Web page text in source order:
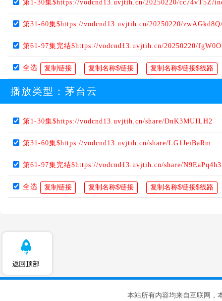
第1-30集$https://vodcnd13.uvjtih.cn/20250220/cc74vT5Z/
第31-60集$https://vodcnd13.uvjtih.cn/20250220/
第61-97集完结$https://vodcnd13.uvjtih.cn/20250220/
全选
播放类型： 茅台云
第1-30集$https://vodcnd13.uvjtih.cn/share/DnK3MUILH2
第31-60集$https://vodcnd13.uvjtih.cn/share/LG1JeiBaRm
第61-97集完结$https://vodcnd13.uvjtih.cn/share/
全选
本站所有内容均来自互联网，